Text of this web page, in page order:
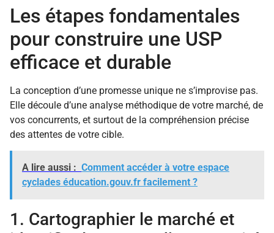
Les étapes fondamentales
pour construire une USP
efficace et durable
La conception d’une promesse unique ne s’improvise pas.
Elle découle d’une analyse méthodique de votre marché, de
vos concurrents, et surtout de la compréhension précise
des attentes de votre cible.
A lire aussi : Comment accéder à votre espace
cyclades éducation.gouv.fr facilement ?
1. Cartographier le marché et